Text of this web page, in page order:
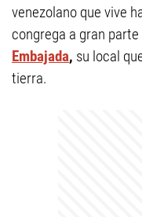
venezolano que vive
congrega a gran
Embajada, su local
tierra.